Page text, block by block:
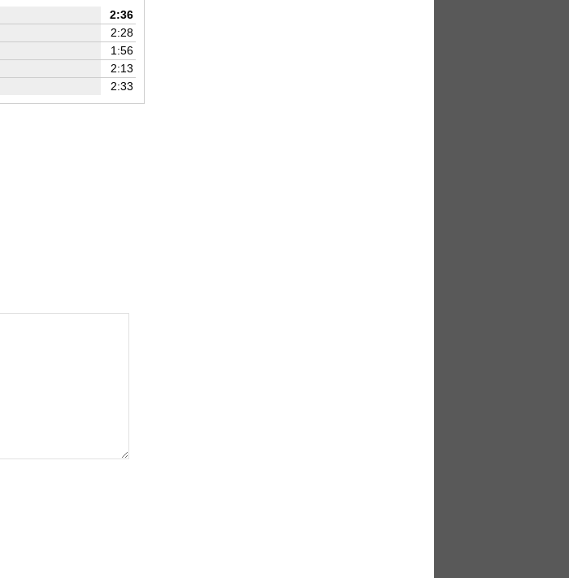
Arrow
keys
to
increase
or
decrease
2:36
2:28
1:56
2:13
2:33